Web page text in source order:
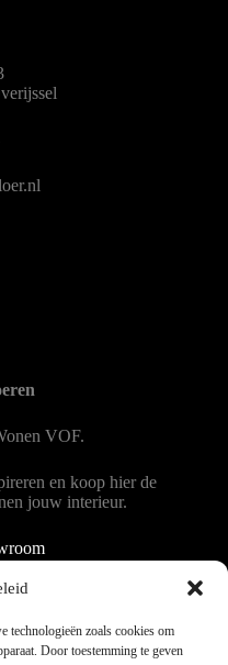
technologieën zoals cookies om
Door toestemming te geven
VOF.
en koop hier de
jouw interieur.
- 18:00